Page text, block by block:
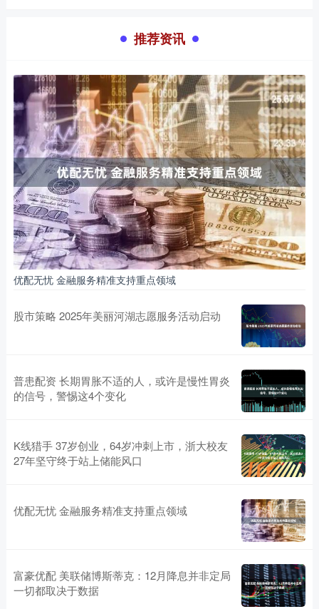
推荐资讯
优配无忧 金融服务精准支持重点领域
股市策略 2025年美丽河湖志愿服务活动启动
普患配资 长期胃胀不适的人，或许是慢性胃炎
的信号，警惕这4个变化
K线猎手 37岁创业，64岁冲刺上市，浙大校友
27年坚守终于站上储能风口
优配无忧 金融服务精准支持重点领域
富豪优配 美联储博斯蒂克：12月降息并非定局
一切都取决于数据